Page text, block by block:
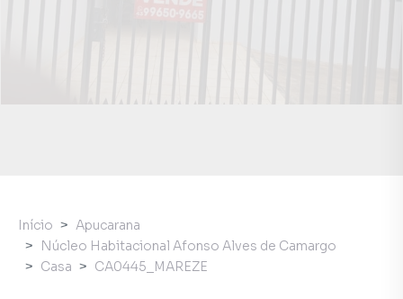
Início
Apucarana
Núcleo Habitacional Afonso Alves de Camargo
Casa
CA0445_MAREZE